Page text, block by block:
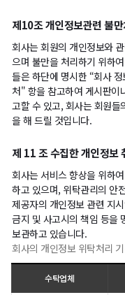
제10조 개인정보관련 불
회사는 회원의 개인정보와
으며 불만을 처리하기 위하
들은 하단에 명시한 “회사
처" 항을 참고하여 게시판이
고할 수 있고, 회사는 회원들
을 해 드릴 것입니다.
제 11 조 수집한 개인정보
회사는 서비스 향상을 위하
하고 있으며, 위탁관리의 안
제공자의 개인정보 관련 지
금지 및 사고시의 책임 등을
보관하고 있습니다.
회사의 개인정보 위탁처리
수탁업체